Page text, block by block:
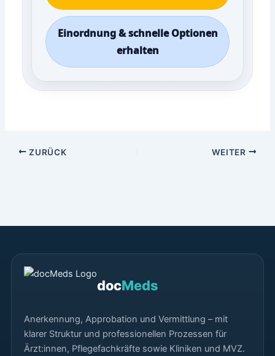
Einordnung & schnelle Optionen
erhalten
ZURÜCK WEITER
docMeds
Anerkennung, Approbation und Vermittlung – mit
klarer Struktur und professionellen Prozessen für
Ärzt:innen, Pflegefachkräfte sowie Kliniken und MVZ.